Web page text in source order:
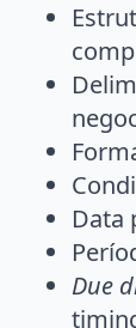
Data
Due